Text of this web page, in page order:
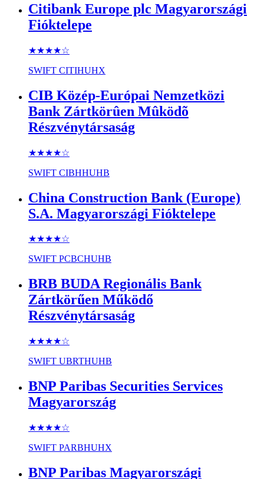
Citibank Europe plc Magyarországi
Fióktelepe
★★★★☆
SWIFT CITIHUHX
CIB Közép-Európai Nemzetközi
Bank Zártkörûen Mûködõ
Részvénytársaság
★★★★☆
SWIFT CIBHHUHB
China Construction Bank (Europe)
S.A. Magyarországi Fióktelepe
★★★★☆
SWIFT PCBCHUHB
BRB BUDA Regionális Bank
Zártkörűen Működő
Részvénytársaság
★★★★☆
SWIFT UBRTHUHB
BNP Paribas Securities Services
Magyarország
★★★★☆
SWIFT PARBHUHX
BNP Paribas Magyarországi